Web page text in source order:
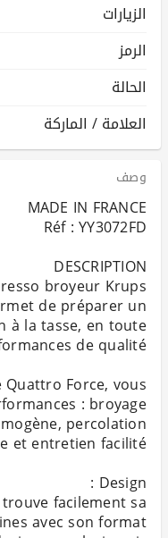
الزيارات
الرمز
الحالة
العلامة / الماركة
وصف
broyeur Krups
de préparer un
à la tasse, en toute
Force, vous
: broyage
percolation
facilement sa
avec son format